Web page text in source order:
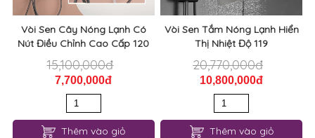
Vòi Sen Cây Nóng Lạnh Có
Nút Điều Chỉnh Cao Cấp 120
15,100,000đ
7,700,000đ
Thêm vào giỏ
Vòi Sen Tắm Nóng Lạnh Hiển
Thị Nhiệt Độ 119
20,770,000đ
10,800,000đ
Thêm vào giỏ